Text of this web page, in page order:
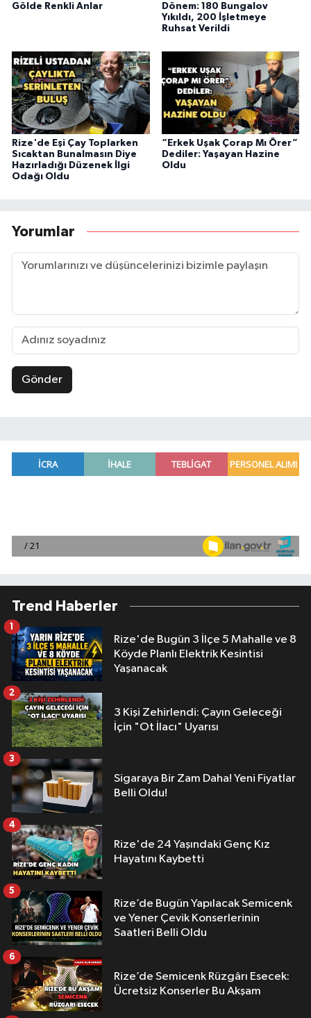
Gölde Renkli Anlar
Dönem: 180 Bungalov
Yıkıldı, 200 İşletmeye
Ruhsat Verildi
Rize'de Eşi Çay Toplarken
Sıcaktan Bunalmasın Diye
Hazırladığı Düzenek İlgi
Odağı Oldu
“Erkek Uşak Çorap Mı Örer”
Dediler: Yaşayan Hazine
Oldu
Yorumlar
Gönder
Trend Haberler
Rize'de Bugün 3 İlçe 5 Mahalle ve 8
Köyde Planlı Elektrik Kesintisi
Yaşanacak
1
3 Kişi Zehirlendi: Çayın Geleceği
İçin "Ot İlacı" Uyarısı
2
Sigaraya Bir Zam Daha! Yeni Fiyatlar
Belli Oldu!
3
Rize'de 24 Yaşındaki Genç Kız
Hayatını Kaybetti
4
Rize’de Bugün Yapılacak Semicenk
ve Yener Çevik Konserlerinin
Saatleri Belli Oldu
5
Rize’de Semicenk Rüzgârı Esecek:
Ücretsiz Konserler Bu Akşam
6